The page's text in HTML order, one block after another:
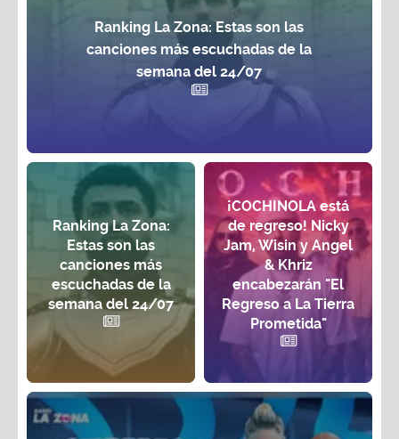
Ranking La Zona: Estas son las
canciones más escuchadas de la
semana del 24/07
Ranking La Zona:
Estas son las
canciones más
escuchadas de la
semana del 24/07
¡COCHINOLA está
de regreso! Nicky
Jam, Wisin y Angel
& Khriz
encabezarán "El
Regreso a La Tierra
Prometida"